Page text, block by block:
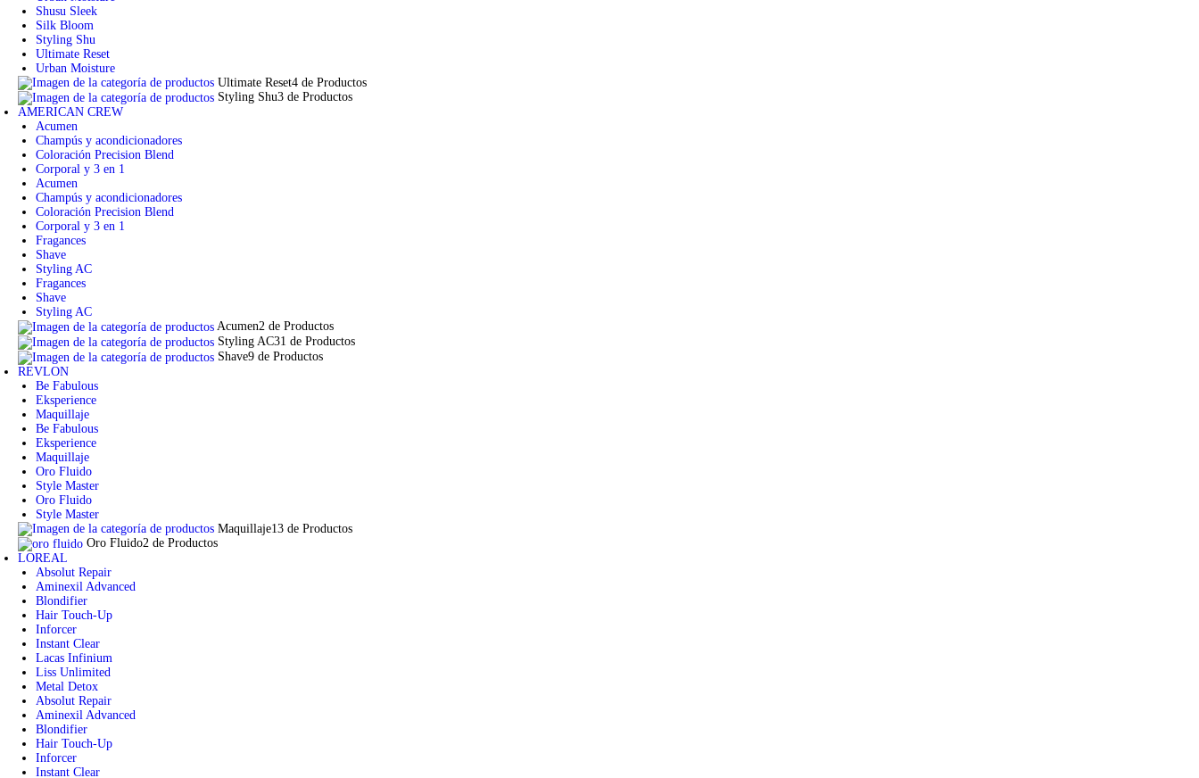
Shusu Sleek
Silk Bloom
Styling Shu
Ultimate Reset
Urban Moisture
Ultimate Reset4 de Productos
Styling Shu3 de Productos
AMERICAN CREW
Acumen
Champús y acondicionadores
Coloración Precision Blend
Corporal y 3 en 1
Acumen
Champús y acondicionadores
Coloración Precision Blend
Corporal y 3 en 1
Fragances
Shave
Styling AC
Fragances
Shave
Styling AC
Acumen2 de Productos
Styling AC31 de Productos
Shave9 de Productos
REVLON
Be Fabulous
Eksperience
Maquillaje
Be Fabulous
Eksperience
Maquillaje
Oro Fluido
Style Master
Oro Fluido
Style Master
Maquillaje13 de Productos
Oro Fluido2 de Productos
LOREAL
Absolut Repair
Aminexil Advanced
Blondifier
Hair Touch-Up
Inforcer
Instant Clear
Lacas Infinium
Liss Unlimited
Metal Detox
Absolut Repair
Aminexil Advanced
Blondifier
Hair Touch-Up
Inforcer
Instant Clear